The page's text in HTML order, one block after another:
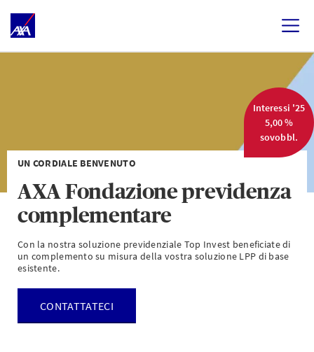
UN CORDIALE BENVENUTO
AXA Fondazione previdenza
complementare
Con la nostra soluzione previdenziale Top Invest beneficiate di
un complemento su misura della vostra soluzione LPP di base
esistente.
CONTATTATECI
Interessi '25
5,00 %
sovobbl.